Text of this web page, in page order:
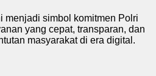
menjadi simbol komitmen Polri
yang cepat, transparan, dan
masyarakat di era digital.